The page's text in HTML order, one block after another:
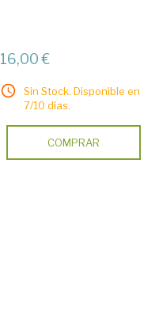
16,00 €
Sin Stock. Disponible en
7/10 días.
COMPRAR